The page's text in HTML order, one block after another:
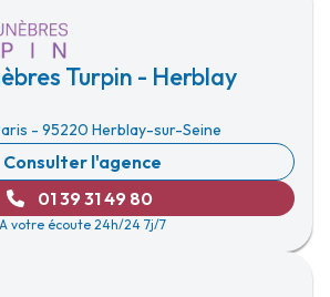
Turpin - Herblay
- 95220 Herblay-sur-Seine
Consulter l'agence
01 39 31 49 80
A votre écoute 24h/24 7j/7